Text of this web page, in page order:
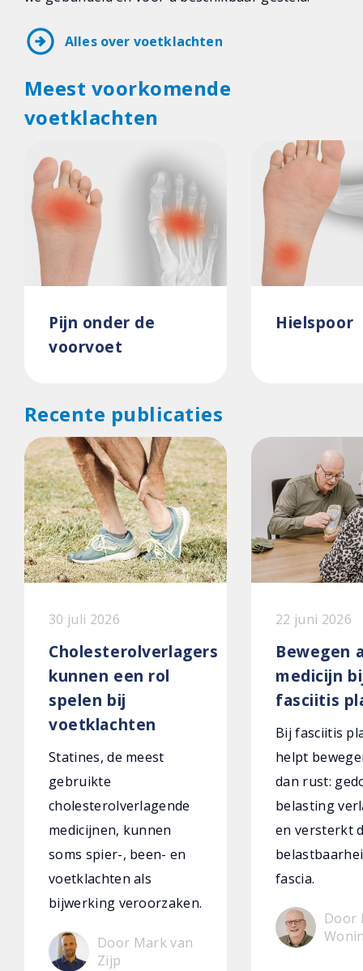
arrow_circle_right Alles over voetklachten
Meest voorkomende
voetklachten
Pijn onder de
voorvoet
Hielspoor
Recente publicaties
30 juli 2026
Cholesterolverlagers
kunnen een rol
spelen bij
voetklachten
Statines, de meest
gebruikte
cholesterolverlagende
medicijnen, kunnen
soms spier-, been- en
voetklachten als
bijwerking veroorzaken.
Door Mark van
Zijp
22 juni 2026
Bewegen
medicijn
fasciitis
Bij fasciitis
helpt
dan rust:
belasting
en versterkt
fascia.
Door